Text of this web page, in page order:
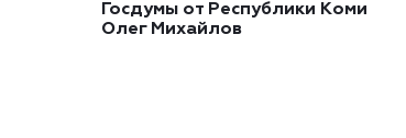
Госдумы от Республики Коми
Олег Михайлов